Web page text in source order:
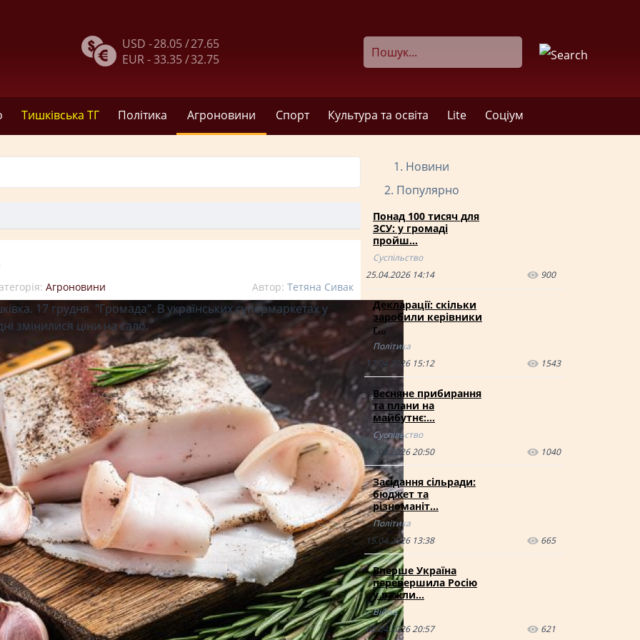
USD -28.05 /27.65
EUR -33.35 /32.75
Тишківська ТГ Політика Агроновини Спорт Культура та освіта Lite Соціум
Агроновини Автор: Тетяна Сивак
17 грудня. "Громада". В українських супермаркетах у
змінилися ціни на сало.
Новини
Популярно
Понад 100 тисяч для
ЗСУ: у громаді
пройш…
Суспільство
25.04.2026 14:14
900
Декларації: скільки
заробили керівники
г…
Політика
17.04.2026 15:12
1543
Весняне прибирання
та плани на
майбутнє:…
Суспільство
16.04.2026 20:50
1040
Засідання сільради:
бюджет та
різноманіт…
Політика
15.04.2026 13:38
665
Вперше Україна
перевершила Росію
у важли…
Війна
06.04.2026 20:57
621